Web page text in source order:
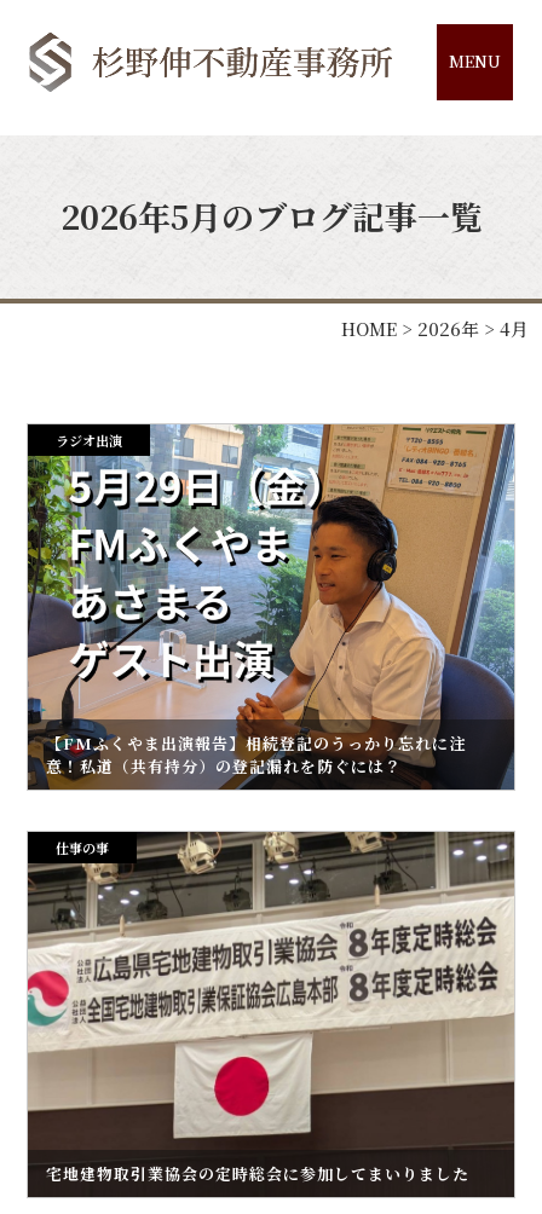
MENU
2026年5月のブログ記事一覧
HOME> 2026年> 4月
ラジオ出演
【FMふくやま出演報告】相続登記のうっかり忘れに注
意！私道（共有持分）の登記漏れを防ぐには？
仕事の事
宅地建物取引業協会の定時総会に参加してまいりました